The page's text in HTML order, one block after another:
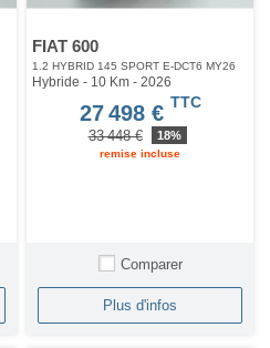
FIAT 600
1.2 HYBRID 145 SPORT E-DCT6 MY26
Hybride - 10 Km- 2026
27 498 € TTC
33 448 € 18%
remise incluse
Comparer
Plus d'infos